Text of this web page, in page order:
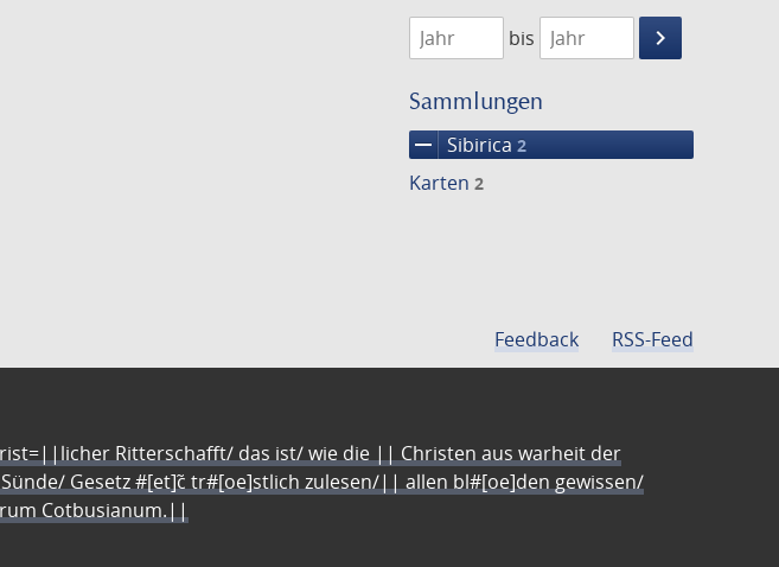
1720
1721
bis
keyboard_arrow_right
Suche
Sammlungen
remove Sibirica 2
Karten 2
Feedback RSS-Feed
Ritterschafft/ das ist/ wie die || Christen aus warheit der
Gesetz #[et]c̃ tr#[oe]stlich zulesen/|| allen bl#[oe]den gewissen/
Cotbusianum.||